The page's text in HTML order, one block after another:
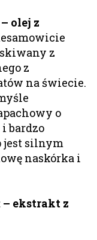
olej z
z
z
na świecie.
o
bardzo
jest silnym
naskórka i
– ekstrakt z